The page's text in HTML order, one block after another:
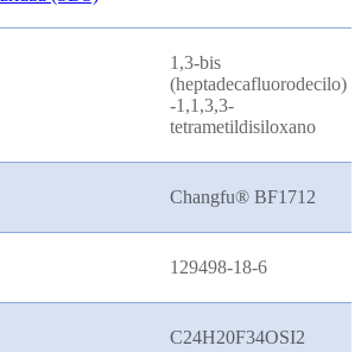
1,3-bis
(heptadecafluorodecilo)
-1,1,3,3-
tetrametildisiloxano
Changfu® BF1712
129498-18-6
C24H20F34OSI2